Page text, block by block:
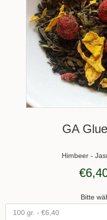
GA
Himbeer -
Bitte